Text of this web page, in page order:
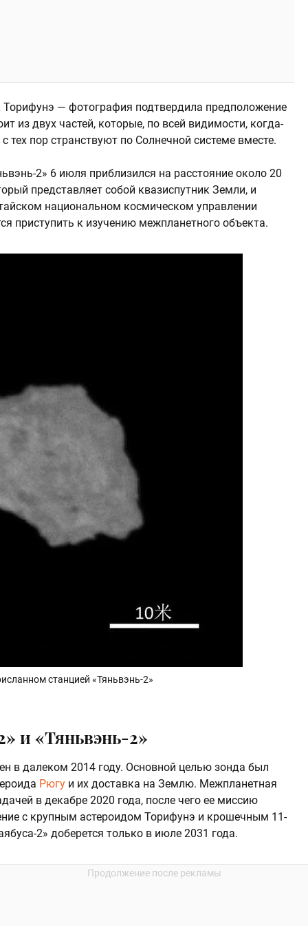
— фотография подтвердила предположение
из двух частей, которые, по всей видимости, когда-
тех пор странствуют по Солнечной системе вместе.
2» 6 июля приблизился на расстояние около 20
представляет собой квазиспутник Земли, и
национальном космическом управлении
приступить к изучению межпланетного объекта.
станцией «Тяньвэнь-2»
и «Тяньвэнь-2»
в далеком 2014 году. Основной целью зонда был
Рюгу и их доставка на Землю. Межпланетная
в декабре 2020 года, после чего ее миссию
с крупным астероидом Торифунэ и крошечным 11-
2» доберется только в июле 2031 года.